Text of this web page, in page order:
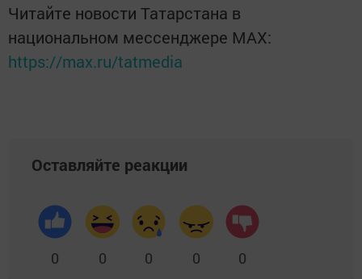
Читайте новости Татарстана в
национальном мессенджере MАХ:
https://max.ru/tatmedia
Оставляйте реакции
0 0 0 0 0